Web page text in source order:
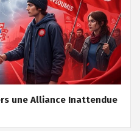
une Alliance Inattendue